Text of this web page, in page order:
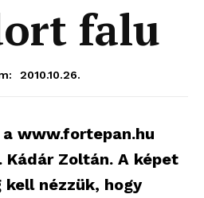
falu
2010.10.26.
www.fortepan.hu
Zoltán. A képet
kell nézzük, hogy